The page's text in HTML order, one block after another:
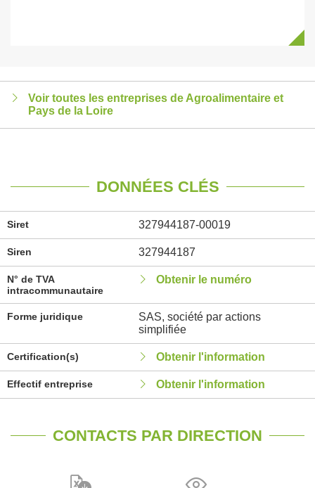
Voir toutes les entreprises de Agroalimentaire et
Pays de la Loire
DONNÉES CLÉS
Siret 327944187-00019
Siren 327944187
N° de TVA
intracommunautaire
Obtenir le numéro
Forme juridique
SAS, société par actions
simplifiée
Certification(s) Obtenir l'information
Effectif entreprise Obtenir l'information
CONTACTS PAR DIRECTION